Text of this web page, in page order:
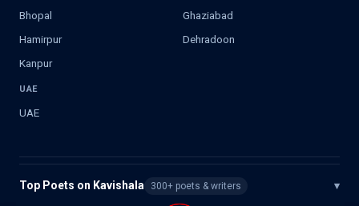
Bhopal
Ghaziabad
Hamirpur
Dehradoon
Kanpur
UAE
UAE
Top Poets on Kavishala 300+ poets & writers ▾